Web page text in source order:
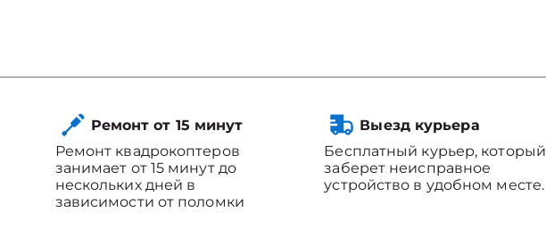
Ремонт от 15 минут
Ремонт квадрокоптеров
занимает от 15 минут до
нескольких дней в
зависимости от поломки
Выезд курьера
Бесплатный курьер, который
заберет неисправное
устройство в удобном месте.